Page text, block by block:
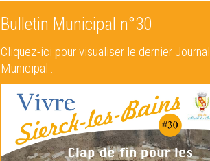
Bulletin Municipal n°30
Cliquez-ici pour visualiser le dernier Journal
Municipal :